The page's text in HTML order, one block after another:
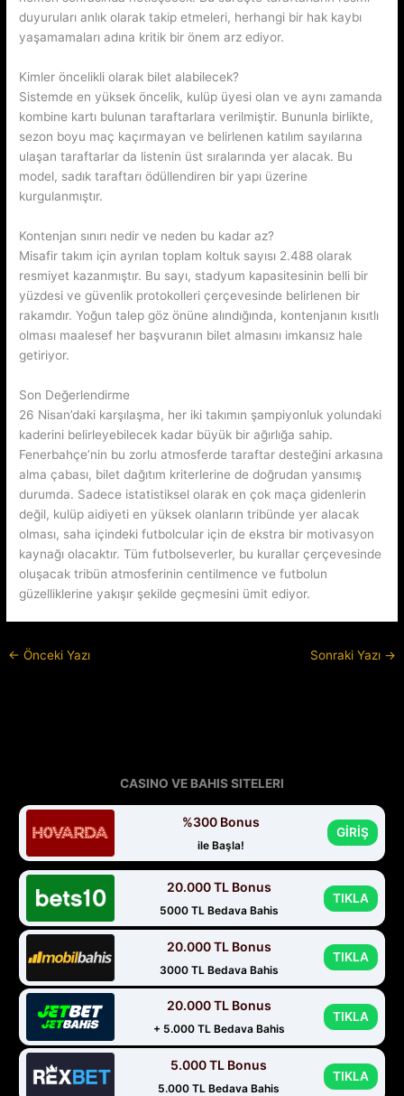
duyuruları anlık olarak takip etmeleri, herhangi bir hak kaybı
yaşamamaları adına kritik bir önem arz ediyor.
Kimler öncelikli olarak bilet alabilecek?
Sistemde en yüksek öncelik, kulüp üyesi olan ve aynı zamanda
kombine kartı bulunan taraftarlara verilmiştir. Bununla birlikte,
sezon boyu maç kaçırmayan ve belirlenen katılım sayılarına
ulaşan taraftarlar da listenin üst sıralarında yer alacak. Bu
model, sadık taraftarı ödüllendiren bir yapı üzerine
kurgulanmıştır.
Kontenjan sınırı nedir ve neden bu kadar az?
Misafir takım için ayrılan toplam koltuk sayısı 2.488 olarak
resmiyet kazanmıştır. Bu sayı, stadyum kapasitesinin belli bir
yüzdesi ve güvenlik protokolleri çerçevesinde belirlenen bir
rakamdır. Yoğun talep göz önüne alındığında, kontenjanın kısıtlı
olması maalesef her başvuranın bilet almasını imkansız hale
getiriyor.
Son Değerlendirme
26 Nisan’daki karşılaşma, her iki takımın şampiyonluk yolundaki
kaderini belirleyebilecek kadar büyük bir ağırlığa sahip.
Fenerbahçe’nin bu zorlu atmosferde taraftar desteğini arkasına
alma çabası, bilet dağıtım kriterlerine de doğrudan yansımış
durumda. Sadece istatistiksel olarak en çok maça gidenlerin
değil, kulüp aidiyeti en yüksek olanların tribünde yer alacak
olması, saha içindeki futbolcular için de ekstra bir motivasyon
kaynağı olacaktır. Tüm futbolseverler, bu kurallar çerçevesinde
oluşacak tribün atmosferinin centilmence ve futbolun
güzelliklerine yakışır şekilde geçmesini ümit ediyor.
← Önceki Yazı Sonraki Yazı →
CASINO VE BAHIS SITELERI
%300 Bonus
ile Başla!
GİRİŞ
20.000 TL Bonus
5000 TL Bedava Bahis
TIKLA
20.000 TL Bonus
3000 TL Bedava Bahis
TIKLA
20.000 TL Bonus
+ 5.000 TL Bedava Bahis
TIKLA
5.000 TL Bonus
5.000 TL Bedava Bahis
TIKLA